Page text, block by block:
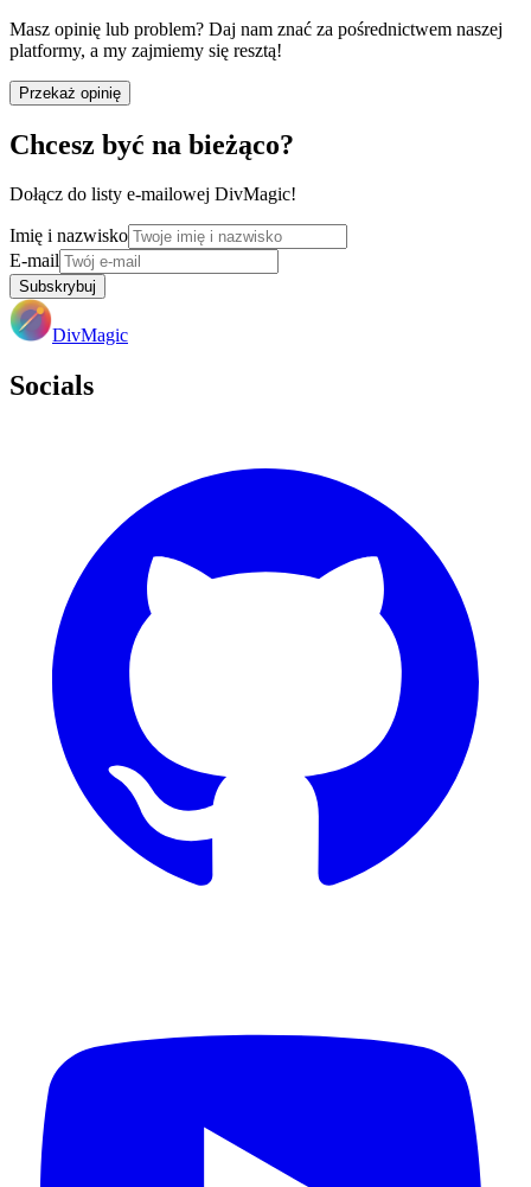
Masz opinię lub problem? Daj nam znać za pośrednictwem naszej
platformy, a my zajmiemy się resztą!
Przekaż opinię
Chcesz być na bieżąco?
Dołącz do listy e-mailowej DivMagic!
Imię i nazwisko
E-mail
Subskrybuj
DivMagic
Socials